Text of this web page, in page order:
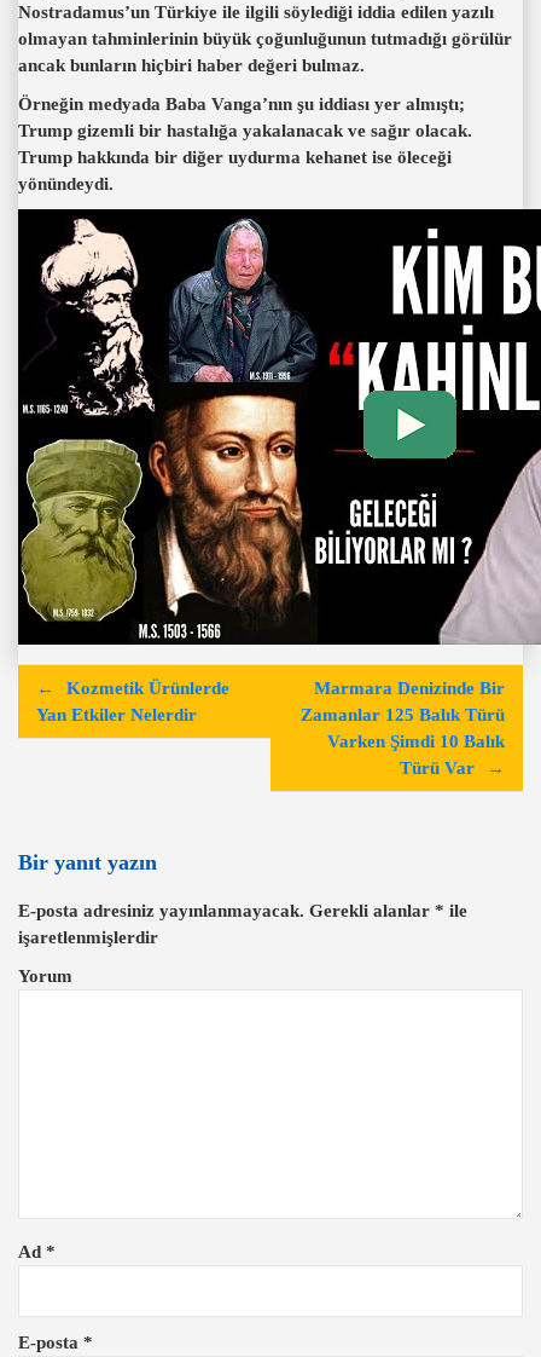
Nostradamus’un Türkiye ile ilgili söylediği iddia edilen yazılı
olmayan tahminlerinin büyük çoğunluğunun tutmadığı görülür
ancak bunların hiçbiri haber değeri bulmaz.
Örneğin medyada Baba Vanga’nın şu iddiası yer almıştı;
Trump gizemli bir hastalığa yakalanacak ve sağır olacak.
Trump hakkında bir diğer uydurma kehanet ise öleceği
yönündeydi.
e
z
i
n
Kozmetik Ürünlerde
Yan Etkiler Nelerdir
Marmara Denizinde Bir
Zamanlar 125 Balık Türü
Varken Şimdi 10 Balık
Türü Var
Bir yanıt yazın
E-posta adresiniz yayınlanmayacak. Gerekli alanlar * ile
işaretlenmişlerdir
Yorum
Ad *
E-posta *